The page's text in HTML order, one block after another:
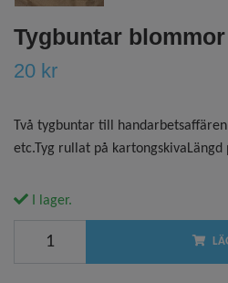
Tygbuntar blommor
20 kr
Två tygbuntar till
etc.Tyg rullat på
I lager.